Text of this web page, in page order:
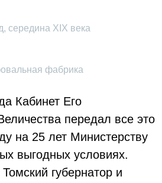
середина XIX века
фабрика
Кабинет Его
передал все это
на 25 лет Министерству
выгодных условиях.
губернатор и